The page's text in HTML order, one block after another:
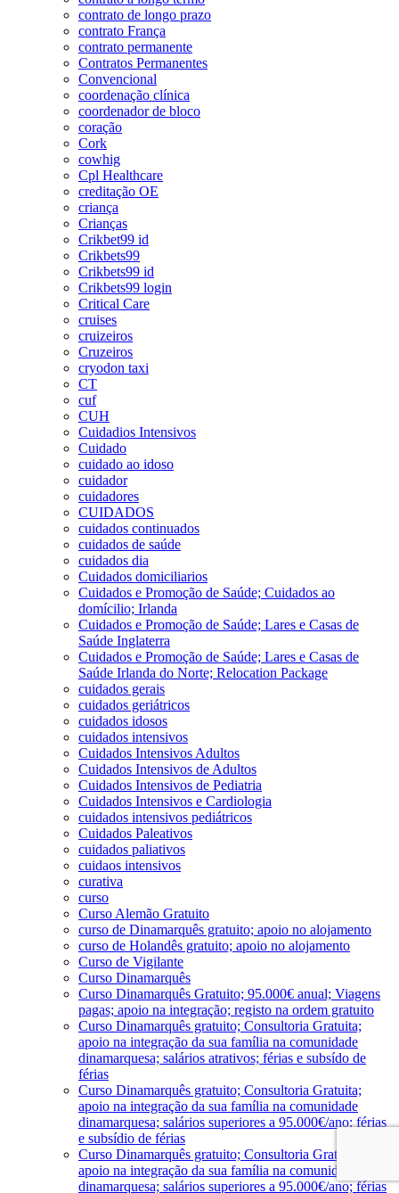
contrato de longo prazo
contrato França
contrato permanente
Contratos Permanentes
Convencional
coordenação clínica
coordenador de bloco
coração
Cork
cowhig
Cpl Healthcare
creditação OE
criança
Crianças
Crikbet99 id
Crikbets99
Crikbets99 id
Crikbets99 login
Critical Care
cruises
cruizeiros
Cruzeiros
cryodon taxi
CT
cuf
CUH
Cuidadios Intensivos
Cuidado
cuidado ao idoso
cuidador
cuidadores
CUIDADOS
cuidados continuados
cuidados de saúde
cuidados dia
Cuidados domiciliarios
Cuidados e Promoção de Saúde; Cuidados ao
domícilio; Irlanda
Cuidados e Promoção de Saúde; Lares e Casas de
Saúde Inglaterra
Cuidados e Promoção de Saúde; Lares e Casas de
Saúde Irlanda do Norte; Relocation Package
cuidados gerais
cuidados geriátricos
cuidados idosos
cuidados intensivos
Cuidados Intensivos Adultos
Cuidados Intensivos de Adultos
Cuidados Intensivos de Pediatria
Cuidados Intensivos e Cardiologia
cuidados intensivos pediátricos
Cuidados Paleativos
cuidados paliativos
cuidaos intensivos
curativa
curso
Curso Alemão Gratuito
curso de Dinamarquês gratuito; apoio no alojamento
curso de Holandês gratuito; apoio no alojamento
Curso de Vigilante
Curso Dinamarquês
Curso Dinamarquês Gratuito; 95.000€ anual; Viagens
pagas; apoio na integração; registo na ordem gratuito
Curso Dinamarquês gratuito; Consultoria Gratuita;
apoio na integração da sua família na comunidade
dinamarquesa; salários atrativos; férias e subsído de
férias
Curso Dinamarquês gratuito; Consultoria Gratuita;
apoio na integração da sua família na comunidade
dinamarquesa; salários superiores a 95.000€/ano; férias
e subsídio de férias
Curso Dinamarquês gratuito; Consultoria Gratuita;
apoio na integração da sua família na comunidade
dinamarquesa; salários superiores a 95.000€/ano; férias